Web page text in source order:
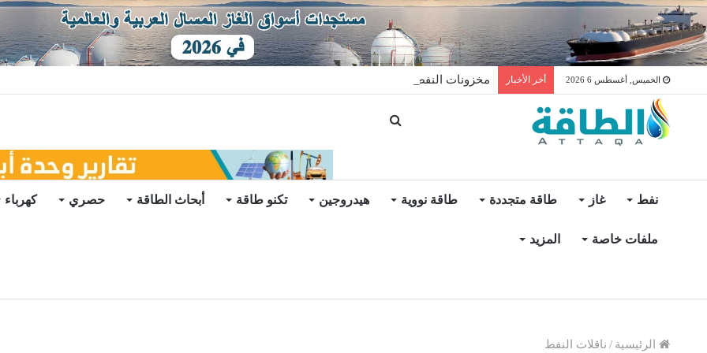
الخميس, أغسطس 6 2026 أخر الأخبار مخزونات النفط الأميركية ترتفع 2.5 مليون برميل عكس التوقعات
نفط غاز طاقة متجددة طاقة نووية هيدروجين تكنو طاقة أبحاث الطاقة حصري كهرباء
ملفات خاصة المزيد
الرئيسية / ناقلات النفط